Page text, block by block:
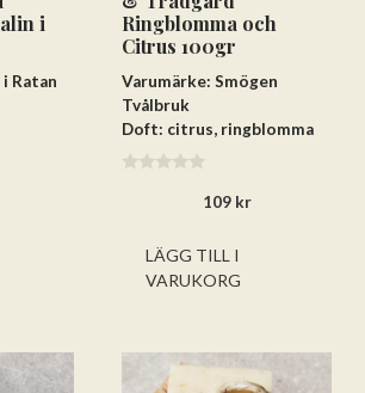
i
Ratan
Ringblomma och
Citrus 100gr
Varumärke: Smögen
Tvålbruk
Doft: citrus, ringblomma
109 kr
LÄGG TILL I
VARUKORG